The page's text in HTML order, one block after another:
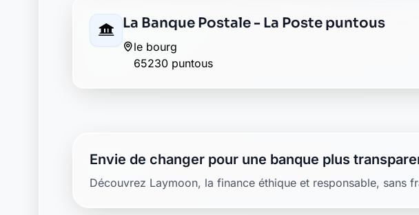
La Banque Postale - La Poste puntous
le bourg
65230 puntous
Envie de changer pour une banque plus
Découvrez Laymoon, la finance éthique et responsable, sans